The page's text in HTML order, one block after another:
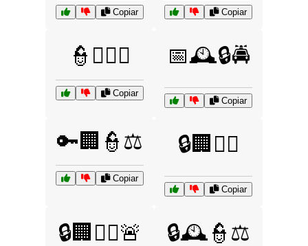
Copiar Copiar
👮🧑‍⚖️⚖️
Copiar
📅🕰️🔒🚔
Copiar
🔑🏢👮⚖️
Copiar
🔒🏢🧑‍✈️
Copiar
🔒🏢🧑‍✈️🚨 🔒🕰️👮⚖️